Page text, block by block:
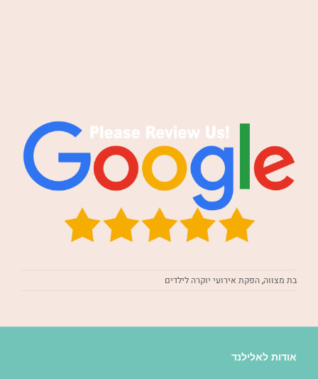
בת מצווה,הפקת אירועי יוקרה לילדים
אודות לאלילנד